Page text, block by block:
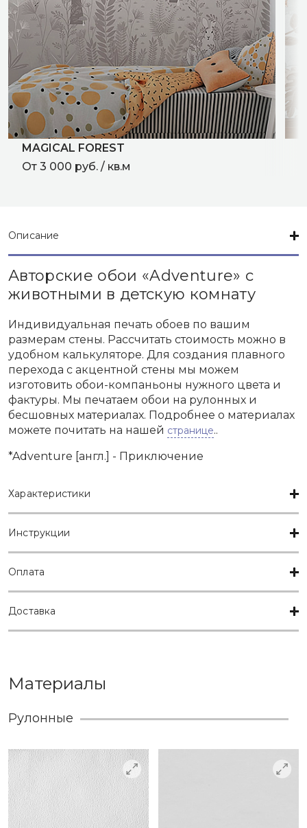
MAGICAL FOREST
От 3 000 руб. / кв.м
Описание
Авторские обои «Adventure» с
животными в детскую комнату
Индивидуальная печать обоев по вашим
размерам стены. Рассчитать стоимость можно в
удобном калькуляторе. Для создания плавного
перехода с акцентной стены мы можем
изготовить обои-компаньоны нужного цвета и
фактуры. Мы печатаем обои на рулонных и
бесшовных материалах. Подробнее о материалах
можете почитать на нашей странице..
*Adventure [англ.] - Приключение
Характеристики
Инструкции
Оплата
Доставка
Материалы
Рулонные